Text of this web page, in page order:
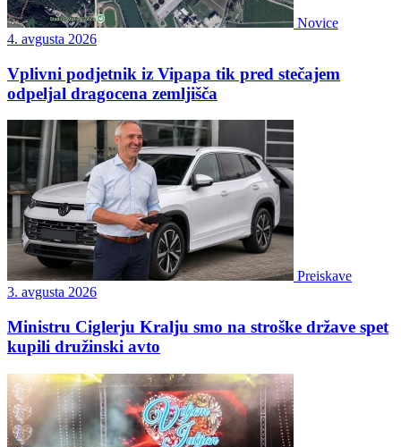
Novice
4. avgusta 2026
Vplivni podjetnik iz Vipapa tik pred stečajem
odpeljal dragocena zemljišča
Preiskave
3. avgusta 2026
Ministru Ciglerju Kralju smo na stroške države spet
kupili družinski avto